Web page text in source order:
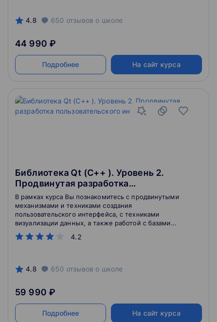
4.8 650 отзывов о школе
44 990 ₽
Подробнее На сайт курса
Библиотека Qt (С++ ). Уровень 2.
Продвинутая разработка
пользовательского интерфейса
4.2
В рамках курса Вы познакомитесь с продвинутыми
механизмами и техниками создания
пользовательского интерфейса, с техниками
визуализации данных, а также работой с базами
данных. Углубите навыки разработки на Qt
4.8 650 отзывов о школе
59 990 ₽
Подробнее На сайт курса